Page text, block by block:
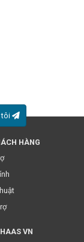
tôi
chính sách
HÀNG
VN